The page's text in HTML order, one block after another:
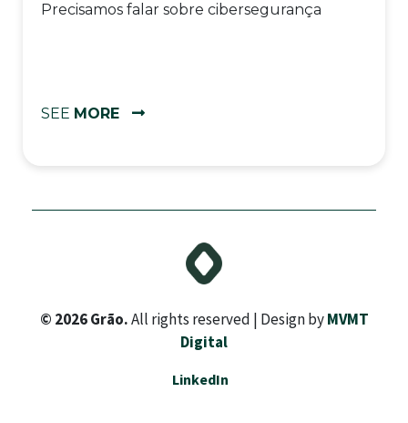
Precisamos falar sobre cibersegurança
SEE MORE
© 2026 Grão.All rights reserved | Design byMVMT
Digital
LinkedIn